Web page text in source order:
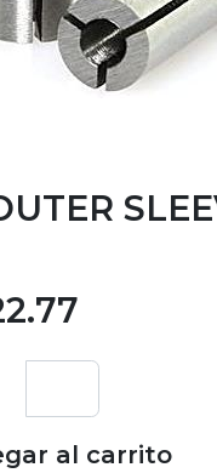
al carrito